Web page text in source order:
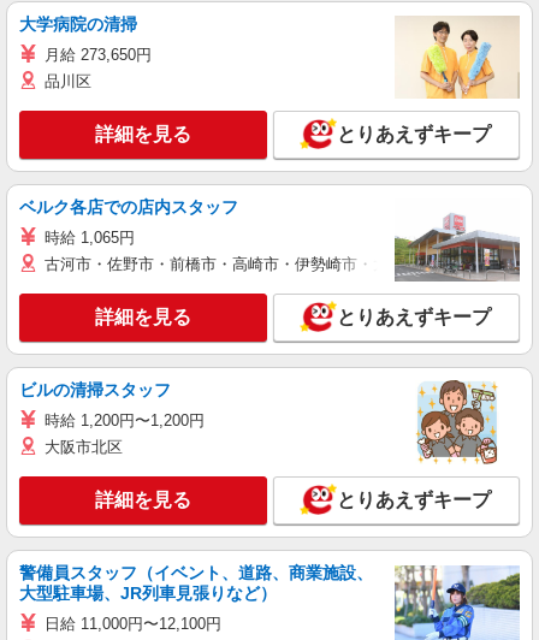
大学病院の清掃
月給 273,650円
品川区
詳細を見る とりあえずキープ
ベルク各店での店内スタッフ
時給 1,065円
古河市・佐野市・前橋市・高崎市・伊勢崎市・太田市・館林市・藤
詳細を見る とりあえずキープ
ビルの清掃スタッフ
時給 1,200円〜1,200円
大阪市北区
詳細を見る とりあえずキープ
警備員スタッフ（イベント、道路、商業施設、
大型駐車場、JR列車見張りなど）
日給 11,000円〜12,100円